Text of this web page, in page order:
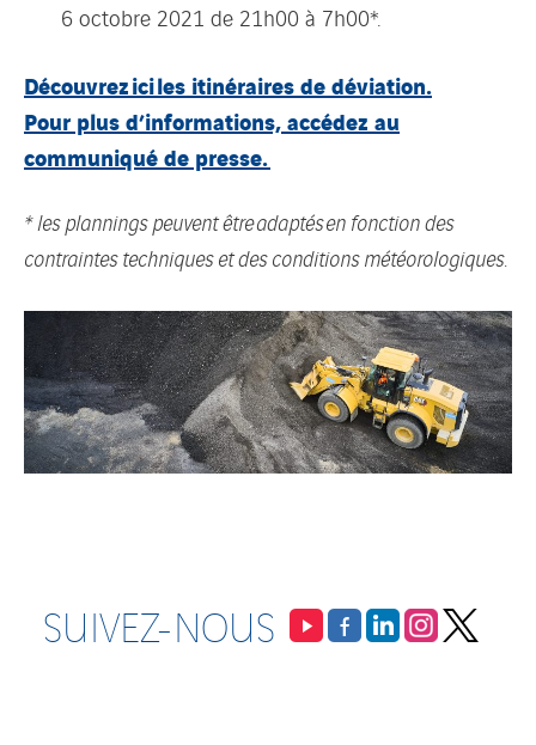
6 octobre 2021 de 21h00 à 7h00*.
Découvrez ici les itinéraires de déviation.
Pour plus d’informations, accédez au
communiqué de presse.
* les plannings peuvent êtreadaptésen fonction des
contraintes techniques et des conditions météorologiques.
SUIVEZ-NOUS